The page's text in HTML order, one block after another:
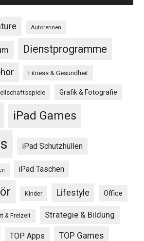
Autorennen
Dienstprogramme
Fitness & Gesundheit
Grafik & Fotografie
iPad Games
iPad Schutzhüllen
iPad Taschen
Kinder Lifestyle Office
& Freizeit Strategie & Bildung
TOP Apps TOP Games